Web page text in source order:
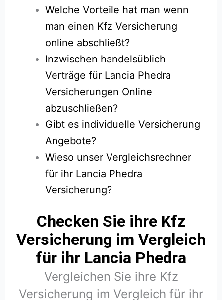
Welche Vorteile hat man wenn
man einen Kfz Versicherung
online abschließt?
Inzwischen handelsüblich
Verträge für Lancia Phedra
Versicherungen Online
abzuschließen?
Gibt es individuelle Versicherung
Angebote?
Wieso unser Vergleichsrechner
für ihr Lancia Phedra
Versicherung?
Checken Sie ihre Kfz
Versicherung im Vergleich
für ihr Lancia Phedra
Vergleichen Sie ihre Kfz
Versicherung im Vergleich für ihr